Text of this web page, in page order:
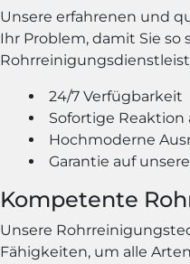
Unsere erfahrenen und
Ihr Problem, damit Sie
24/7 Verfügbarkeit
Sofortige Reaktion
Hochmoderne
Garantie auf
Kompetente
Unsere
Fähigkeiten, um alle